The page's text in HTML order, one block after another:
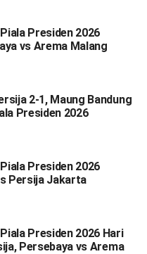
Presiden 2026
vs Arema Malang
2-1, Maung Bandung
Presiden 2026
Presiden 2026
Persija Jakarta
Presiden 2026 Hari
Persebaya vs Arema